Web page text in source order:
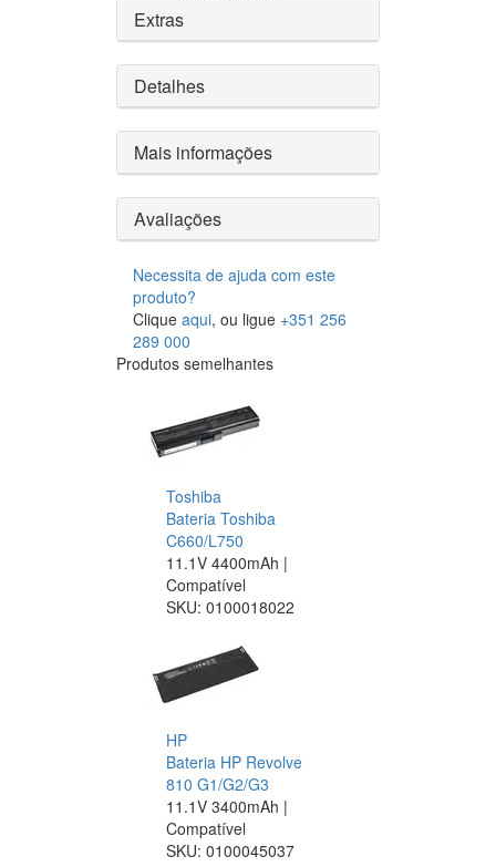
Extras
Detalhes
Mais informações
Avaliações
Necessita de ajuda com este
produto?
Clique aqui, ou ligue +351 256
289 000
Produtos semelhantes
Toshiba
Bateria Toshiba
C660/L750
11.1V 4400mAh |
Compatível
SKU: 0100018022
HP
Bateria HP Revolve
810 G1/G2/G3
11.1V 3400mAh |
Compatível
SKU: 0100045037